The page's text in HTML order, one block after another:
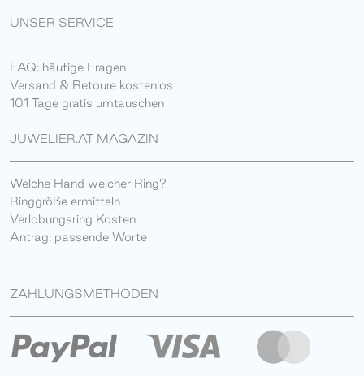
UNSER SERVICE
FAQ: häufige Fragen
Versand & Retoure kostenlos
101 Tage gratis umtauschen
JUWELIER.AT MAGAZIN
Welche Hand welcher Ring?
Ringgröße ermitteln
Verlobungsring Kosten
Antrag: passende Worte
ZAHLUNGSMETHODEN